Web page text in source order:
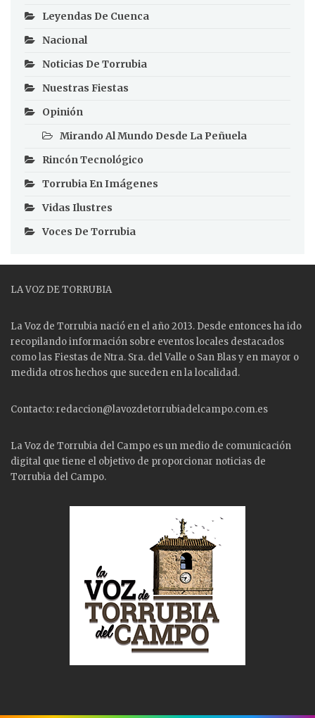
Leyendas De Cuenca
Nacional
Noticias De Torrubia
Nuestras Fiestas
Opinión
Mirando Al Mundo Desde La Peñuela
Rincón Tecnológico
Torrubia En Imágenes
Vidas Ilustres
Voces De Torrubia
LA VOZ DE TORRUBIA
La Voz de Torrubia nació en el año 2013. Desde entonces ha ido
recopilando información sobre eventos locales destacados
como las Fiestas de Ntra. Sra. del Valle o San Blas y en mayor o
medida otros hechos que suceden en la localidad.
Contacto: redaccion@lavozdetorrubiadelcampo.com.es
La Voz de Torrubia del Campo es un medio de comunicación
digital que tiene el objetivo de proporcionar noticias de
Torrubia del Campo.